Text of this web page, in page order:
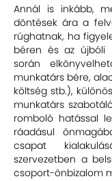
Annál is inkább,
döntések ára a
rúghatnak, ha
béren és az újbóli
során
munkatárs bére,
költség stb.),
munkatárs
romboló hatással
ráadásul
csapat
szervezetben a
csoport-önbizalom